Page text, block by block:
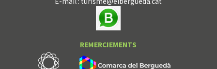
REMERCIEMENTS